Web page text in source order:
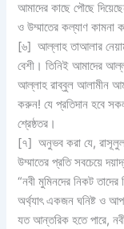
আমাদের কাছে পৌছে
ও উম্মাতের কল্যাণ কামনা
[৬] আল্লাহ তাআলার
বেশী। তিনিই আমাদের
আল্লাহ রাব্বুল আলামীন
করুন! যে প্রতিদান হবে সকল
শ্রেষ্ঠতর।
[৭] অনুভব করা যে,
উম্মাতের প্রতি সবচেয়ে
“নবী মুমিনদের নিকট
অর্থ্যাৎ একজন ঘনিষ্ট ও
যত আন্তরিক হতে পারে,